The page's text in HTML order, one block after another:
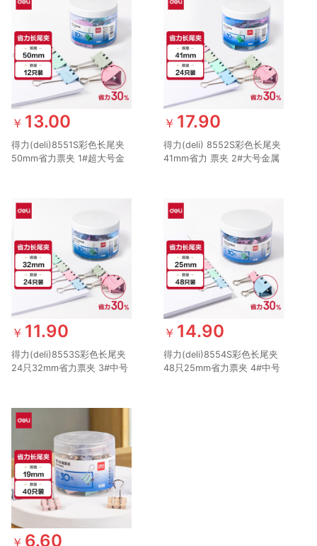
￥ 13.00
得力(deli)8551S彩色长尾夹
50mm省力票夹 1#超大号金
￥ 17.90
得力(deli) 8552S彩色长尾夹
41mm省力 票夹 2#大号金属
￥ 11.90
得力(deli)8553S彩色长尾夹
24只32mm省力票夹 3#中号
￥ 14.90
得力(deli)8554S彩色长尾夹
48只25mm省力票夹 4#中号
￥ 6.60